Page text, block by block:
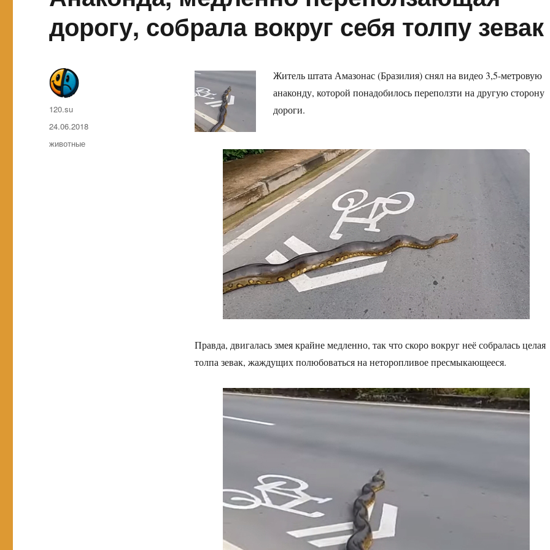
дорогу, собрала вокруг себя толпу зевак
Житель штата Амазонас (Бразилия) снял на видео 3,5-метровую
анаконду, которой понадобилось переползти на другую сторону
дороги.
Правда, двигалась змея крайне медленно, так что скоро вокруг неё собралась целая
толпа зевак, жаждущих полюбоваться на неторопливое пресмыкающееся.
Автор
120.su
Опубликовано
24.06.2018
Метки
животные